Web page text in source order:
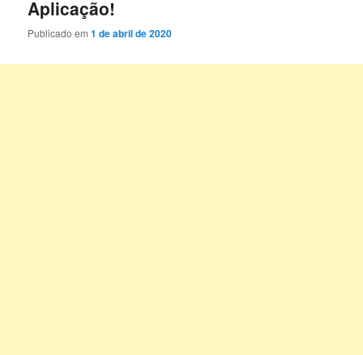
Aplicação!
Publicado em1 de abril de 2020